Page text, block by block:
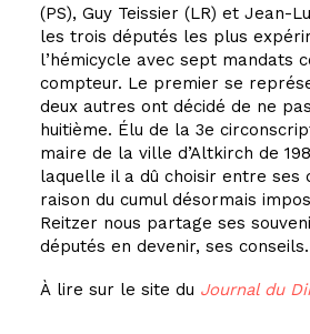
(PS), Guy Teissier (LR) et Jean-
les trois députés les plus
l’hémicycle avec sept mandats
compteur. Le premier se
deux autres ont décidé de ne
huitième. Élu de la 3e
maire de la ville d’Altkirch de
laquelle il a dû choisir entre ses
raison du cumul désormais
Reitzer nous partage ses
députés en devenir, ses conseils.
À lire sur le site du Journal du